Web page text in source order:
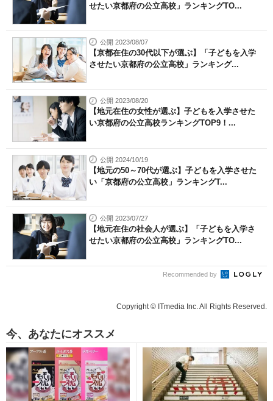
せたい京都府の公立高校」ランキングTO...
公開 2023/08/07
【京都在住の30代以下が選ぶ】「子どもを入学
させたい京都府の公立高校」ランキング...
公開 2023/08/20
【地元在住の女性が選ぶ】子どもを入学させた
い京都府の公立高校ランキングTOP9！...
公開 2024/10/19
【地元の50～70代が選ぶ】子どもを入学させた
い「京都府の公立高校」ランキングT...
公開 2023/07/27
【地元在住の社会人が選ぶ】「子どもを入学さ
せたい京都府の公立高校」ランキングTO...
Recommended by
Copyright © ITmedia Inc. All Rights Reserved.
今、あなたにオススメ